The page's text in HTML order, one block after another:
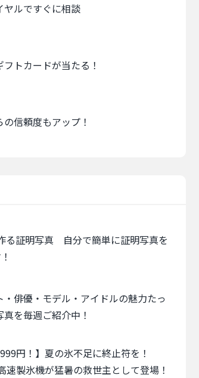
ヤルですぐに相談
トカードが当たる！
の信頼度もアップ！
る証明写真 自分で簡単に証明写真を
・俳優・モデル・アイドルの魅力たっ
を毎週ご紹介中！
円！】夏の氷不足に終止符を！
速製氷機が猛暑の救世主として登場！